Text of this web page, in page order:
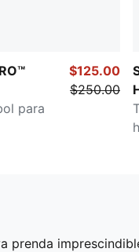
para
$125.00
$250.00
prenda